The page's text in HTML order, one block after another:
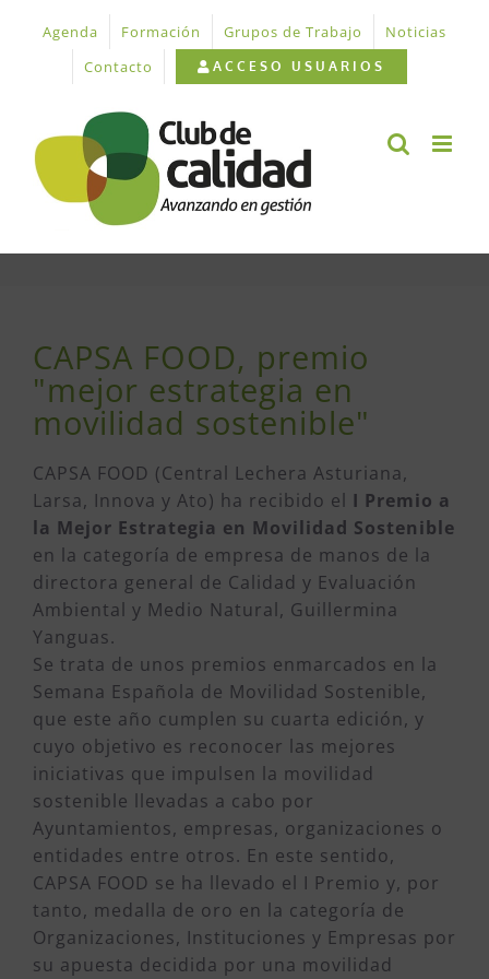
contenido
Agenda Formación Grupos de Trabajo
Noticias
Contacto
ACCESO USUARIOS
CAPSA FOOD, premio
"mejor estrategia en
movilidad sostenible"
CAPSA FOOD (Central Lechera Asturiana,
Larsa, Innova y Ato) ha recibido el I Premio a
la Mejor Estrategia en Movilidad Sostenible
en la categoría de empresa de manos de la
directora general de Calidad y Evaluación
Ambiental y Medio Natural, Guillermina
Yanguas.
Se trata de unos premios enmarcados en la
Semana Española de Movilidad Sostenible,
que este año cumplen su cuarta edición, y
cuyo objetivo es reconocer las mejores
iniciativas que impulsen la movilidad
sostenible llevadas a cabo por
Ayuntamientos, empresas, organizaciones o
entidades entre otros. En este sentido,
CAPSA FOOD se ha llevado el I Premio y, por
tanto, medalla de oro en la categoría de
Organizaciones, Instituciones y Empresas por
su apuesta decidida por una movilidad